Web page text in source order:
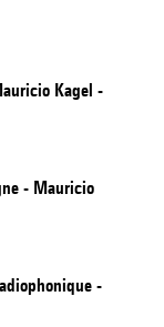
Kagel -
- Mauricio
-